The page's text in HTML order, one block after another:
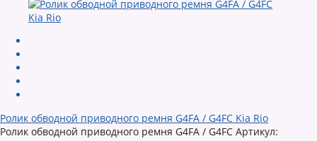
Ролик обводной приводного ремня G4FA / G4FC Kia Rio
Ролик обводной приводного ремня G4FA / G4FC Артикул: